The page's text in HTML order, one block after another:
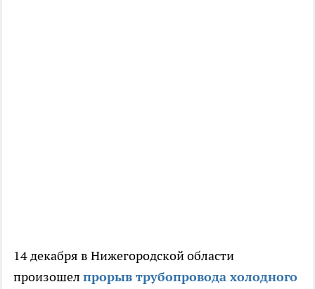
14 декабря в Нижегородской области
произошел прорыв трубопровода холодного